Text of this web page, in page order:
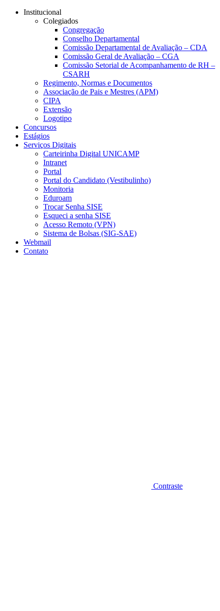
Conteúdo principal
Institucional
Colegiados
Congregação
Conselho Departamental
Comissão Departamental de Avaliação – CDA
Comissão Geral de Avaliação – CGA
Comissão Setorial de Acompanhamento de RH –
CSARH
Regimento, Normas e Documentos
Associação de Pais e Mestres (APM)
CIPA
Extensão
Logotipo
Concursos
Estágios
Serviços Digitais
Carteirinha Digital UNICAMP
Intranet
Portal
Portal do Candidato (Vestibulinho)
Monitoria
Eduroam
Trocar Senha SISE
Esqueci a senha SISE
Acesso Remoto (VPN)
Sistema de Bolsas (SIG-SAE)
Webmail
Contato
Contraste